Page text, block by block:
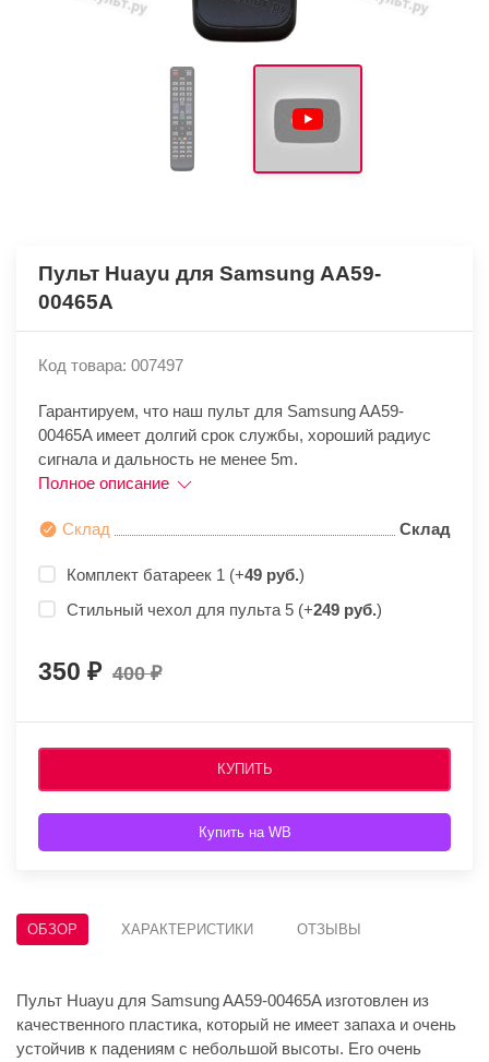
Пульт Huayu для Samsung AA59-
00465A
Код товара: 007497
Гарантируем, что наш пульт для Samsung AA59-
00465A имеет долгий срок службы, хороший радиус
сигнала и дальность не менее 5m.
Полное описание
Склад Склад
Комплект батареек 1 (+49 руб.)
Стильный чехол для пульта 5 (+249 руб.)
350 400
КУПИТЬ
Купить на WB
ОБЗОР ХАРАКТЕРИСТИКИ ОТЗЫВЫ
Пульт Huayu для Samsung AA59-00465A изготовлен из
качественного пластика, который не имеет запаха и очень
устойчив к падениям с небольшой высоты. Его очень